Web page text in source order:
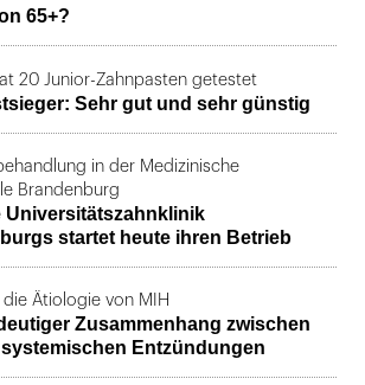
65+?
20 Junior-Zahnpasten getestet
Sehr gut und sehr günstig
in der Medizinische
Brandenburg
Universitätszahnklinik
startet heute ihren Betrieb
die Ätiologie von MIH
Zusammenhang zwischen
systemischen Entzündungen